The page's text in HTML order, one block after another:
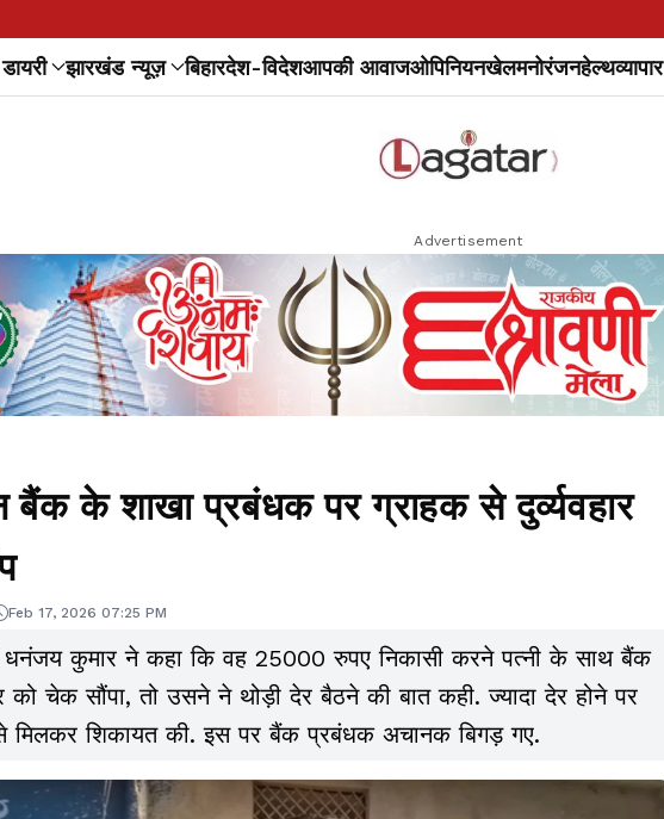
झारखंड न्यूज़ बिहारदेश-विदेशआपकी आवाजओपिनियनखेलमनोरंजनहेल्थव्यापार
Advertisement
बैंक के शाखा प्रबंधक पर ग्राहक से दुर्व्यवहार
Feb 17, 2026 07:25 PM
कुमार ने कहा कि वह 25000 रुपए निकासी करने पत्नी के साथ बैंक
चेक सौंपा, तो उसने ने थोड़ी देर बैठने की बात कही. ज्यादा देर होने पर
मिलकर शिकायत की. इस पर बैंक प्रबंधक अचानक बिगड़ गए.